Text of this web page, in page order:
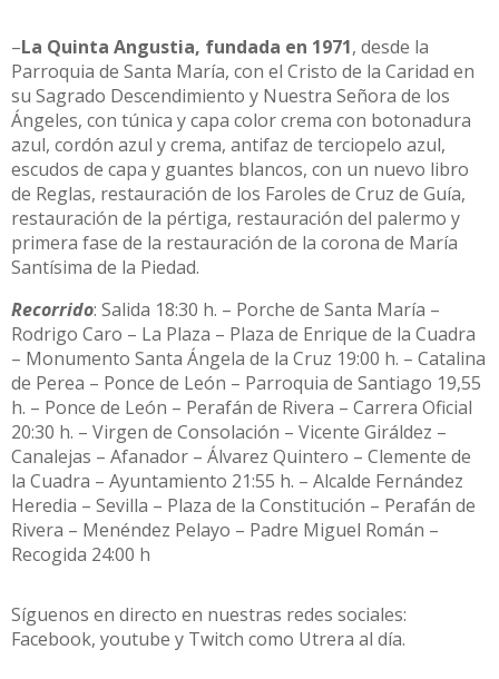
–La Quinta Angustia, fundada en 1971, desde la
Parroquia de Santa María, con el Cristo de la Caridad en
su Sagrado Descendimiento y Nuestra Señora de los
Ángeles, con túnica y capa color crema con botonadura
azul, cordón azul y crema, antifaz de terciopelo azul,
escudos de capa y guantes blancos, con un nuevo libro
de Reglas, restauración de los Faroles de Cruz de Guía,
restauración de la pértiga, restauración del palermo y
primera fase de la restauración de la corona de María
Santísima de la Piedad.
Recorrido: Salida 18:30 h. – Porche de Santa María –
Rodrigo Caro – La Plaza – Plaza de Enrique de la Cuadra
– Monumento Santa Ángela de la Cruz 19:00 h. – Catalina
de Perea – Ponce de León – Parroquia de Santiago 19,55
h. – Ponce de León – Perafán de Rivera – Carrera Oficial
20:30 h. – Virgen de Consolación – Vicente Giráldez –
Canalejas – Afanador – Álvarez Quintero – Clemente de
la Cuadra – Ayuntamiento 21:55 h. – Alcalde Fernández
Heredia – Sevilla – Plaza de la Constitución – Perafán de
Rivera – Menéndez Pelayo – Padre Miguel Román –
Recogida 24:00 h
Síguenos en directo en nuestras redes sociales:
Facebook, youtube y Twitch como Utrera al día.